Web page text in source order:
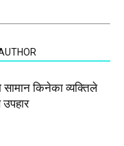
किनेका व्यक्तिले